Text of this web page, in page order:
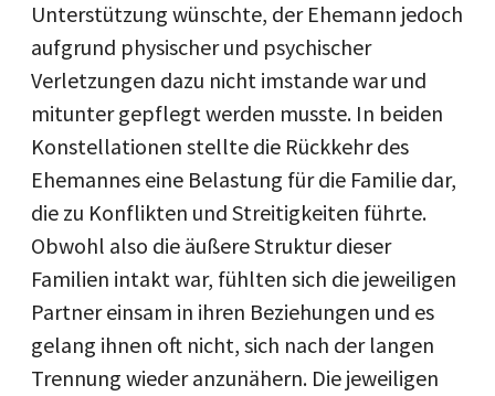
Unterstützung wünschte, der Ehemann jedoch
aufgrund physischer und psychischer
Verletzungen dazu nicht imstande war und
mitunter gepflegt werden musste. In beiden
Konstellationen stellte die Rückkehr des
Ehemannes eine Belastung für die Familie dar,
die zu Konflikten und Streitigkeiten führte.
Obwohl also die äußere Struktur dieser
Familien intakt war, fühlten sich die jeweiligen
Partner einsam in ihren Beziehungen und es
gelang ihnen oft nicht, sich nach der langen
Trennung wieder anzunähern. Die jeweiligen